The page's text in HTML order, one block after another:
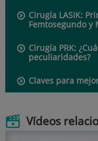
Cirugía LASIK:
Femtosegundo y
Cirugía PRK:
peculiaridades?
Claves para
Vídeos